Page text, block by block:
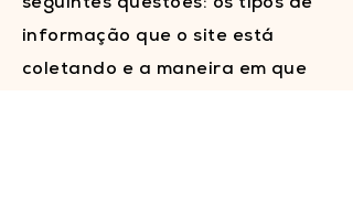
seguintes questões: os tipos de
informação que o site está
coletando e a maneira em que